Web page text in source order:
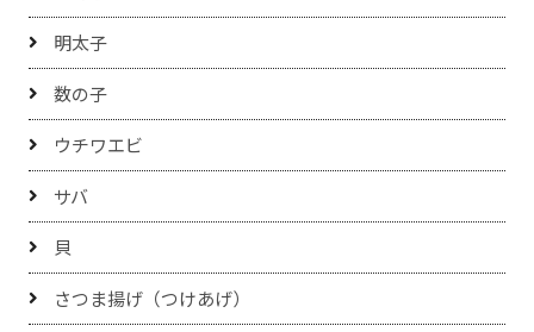
明太子
数の子
ウチワエビ
サバ
貝
さつま揚げ（つけあげ）